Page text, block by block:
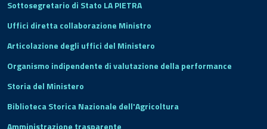
Sottosegretario di Stato LA PIETRA
Uffici diretta collaborazione Ministro
Articolazione degli uffici del Ministero
Organismo indipendente di valutazione della performance
Storia del Ministero
Biblioteca Storica Nazionale dell'Agricoltura
Amministrazione trasparente